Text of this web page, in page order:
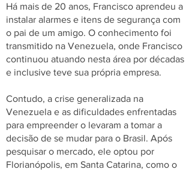
Há mais de 20 anos, Francisco aprendeu a
instalar alarmes e itens de segurança com
o pai de um amigo. O conhecimento foi
transmitido na Venezuela, onde Francisco
continuou atuando nesta área por décadas
e inclusive teve sua própria empresa.
Contudo, a crise generalizada na
Venezuela e as dificuldades enfrentadas
para empreender o levaram a tomar a
decisão de se mudar para o Brasil. Após
pesquisar o mercado, ele optou por
Florianópolis, em Santa Catarina, como o